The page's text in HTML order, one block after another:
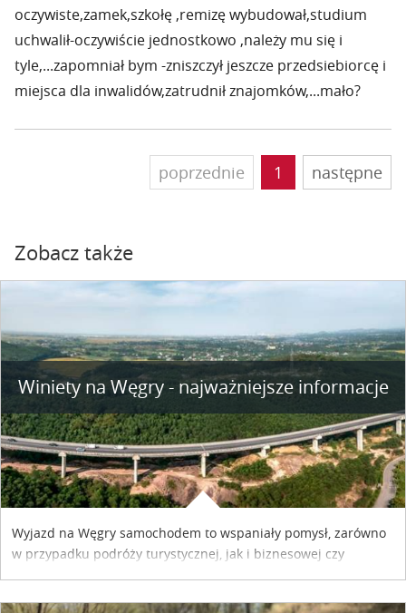
oczywiste,zamek,szkołę ,remizę wybudował,studium
uchwalił-oczywiście jednostkowo ,należy mu się i
tyle,...zapomniał bym -zniszczył jeszcze przedsiebiorcę i
miejsca dla inwalidów,zatrudnił znajomków,...mało?
poprzednie 1 następne
Zobacz także
Winiety na Węgry - najważniejsze informacje
Wyjazd na Węgry samochodem to wspaniały pomysł, zarówno
w przypadku podróży turystycznej, jak i biznesowej czy